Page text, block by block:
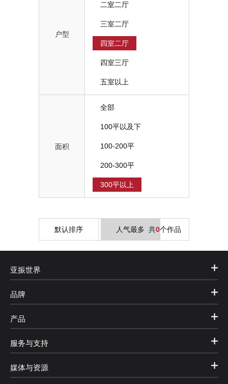
户型
二室二厅
三室二厅
四室二厅
四室三厅
五室以上
面积
全部
100平以及下
100-200平
200-300平
300平以上
默认排序 人气最多 共0个作品
亚振世界
品牌
产品
服务与支持
媒体与资源